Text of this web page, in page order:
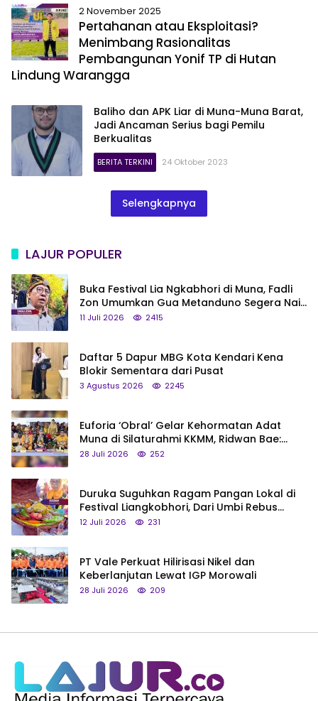
2 November 2025
Pertahanan atau Eksploitasi?
Menimbang Rasionalitas
Pembangunan Yonif TP di Hutan
Lindung Warangga
Baliho dan APK Liar di Muna-Muna Barat,
Jadi Ancaman Serius bagi Pemilu
Berkualitas
BERITA TERKINI 24 Oktober 2023
Selengkapnya
LAJUR POPULER
Buka Festival Lia Ngkabhori di Muna, Fadli
Zon Umumkan Gua Metanduno Segera Naik
Status Jadi Cagar Budaya Nasional
11 Juli 2026 2415
Daftar 5 Dapur MBG Kota Kendari Kena
Blokir Sementara dari Pusat
3 Agustus 2026 2245
Euforia ‘Obral’ Gelar Kehormatan Adat
Muna di Silaturahmi KKMM, Ridwan Bae:
Saya Bukan Tipe Begitu, Belum Pantas!
28 Juli 2026 252
Duruka Suguhkan Ragam Pangan Lokal di
Festival Liangkobhori, Dari Umbi Rebus
hingga Tumpeng Beras Muna
12 Juli 2026 231
PT Vale Perkuat Hilirisasi Nikel dan
Keberlanjutan Lewat IGP Morowali
28 Juli 2026 209